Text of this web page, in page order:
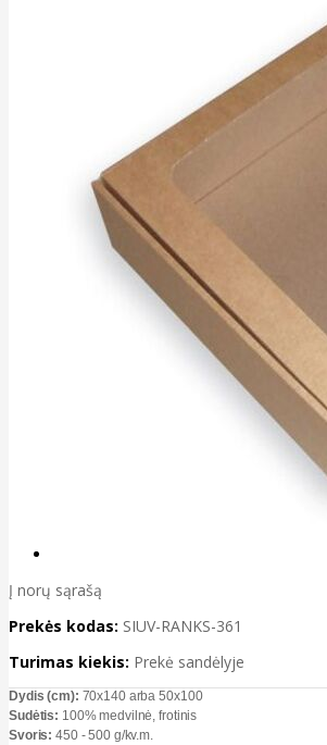
Į norų sąrašą
Prekės kodas: SIUV-RANKS-361
Turimas kiekis: Prekė sandėlyje
Dydis (cm): 70x140 arba 50x100
Sudėtis: 100% medvilnė, frotinis
Svoris: 450 - 500 g/kv.m.